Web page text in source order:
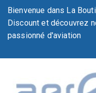
Bienvenue dans La
Discount et découvrez
passionné d'aviation